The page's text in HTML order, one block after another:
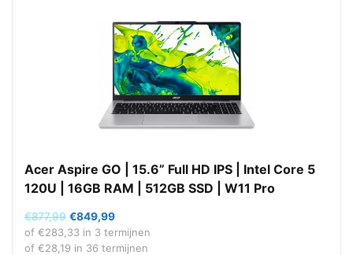
Acer Aspire GO | 15.6” Full HD IPS | Intel Core 5
120U | 16GB RAM | 512GB SSD | W11 Pro
€877,99 Oorspronkelijke
prijs
was:
€849,99Huidige
prijs
is:
of €283,33 in 3 termijnen
of €28,19 in 36 termijnen